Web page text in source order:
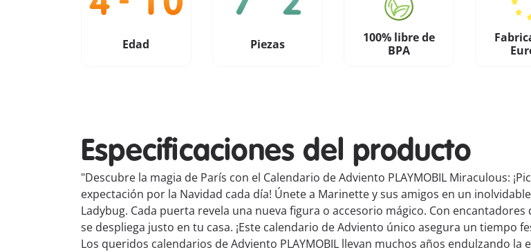
Edad Piezas
100% libre de
BPA
Especificaciones del producto
"Descubre la magia de París con el Calendario de Adviento PLAYMOBIL Miraculous:
expectación por la Navidad cada día! Únete a Marinette y sus amigos en un
Ladybug. Cada puerta revela una nueva figura o accesorio mágico. Con
se despliega justo en tu casa. ¡Este calendario de Adviento único asegura un tiempo
Los queridos calendarios de Adviento PLAYMOBIL llevan muchos años endulzando